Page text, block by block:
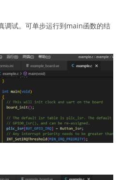
调试。可单步运行到main函数的结